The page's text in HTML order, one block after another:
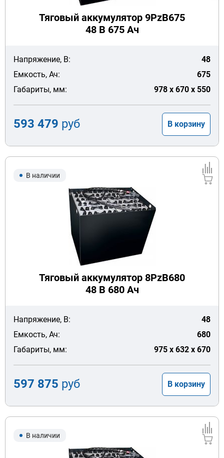
Тяговый аккумулятор 9PzB675
48 В 675 Ач
Напряжение, В:
48
Емкость, Ач:
675
Габариты, мм:
978 x 670 x 550
593 479 руб В корзину
В наличии
Тяговый аккумулятор 8PzB680
48 В 680 Ач
Напряжение, В:
48
Емкость, Ач:
680
Габариты, мм:
975 x 632 x 670
597 875 руб В корзину
В наличии